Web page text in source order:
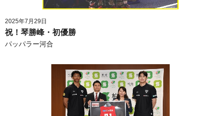
2025年7月29日
祝！琴勝峰・初優勝
パッパラー河合